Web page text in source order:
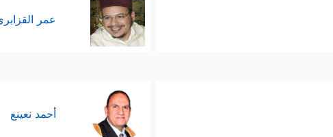
عمر
أحمد نعينع